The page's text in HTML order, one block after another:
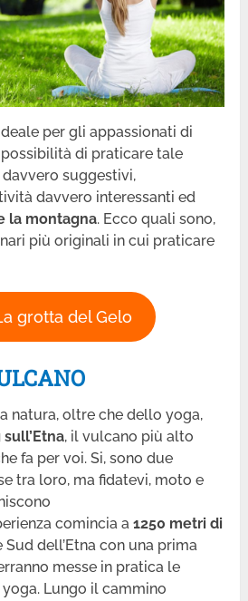
per gli appassionati di
di praticare tale
suggestivi,
davvero interessanti ed
la montagna. Ecco quali sono,
più originali in cui praticare
grotta del Gelo
natura, oltre che dello yoga,
, il vulcano più alto
fa per voi. Si, sono due
tra loro, ma fidatevi, moto e
comincia a1250 metri di
Sud dell’Etna con una prima
messe in pratica le
Lungo il cammino